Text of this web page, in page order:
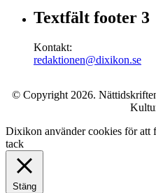
Textfält footer 3
Kontakt:
redaktionen@dixikon.se
© Copyright 2026.
Dixikon använder cookies för att
tack
Stäng